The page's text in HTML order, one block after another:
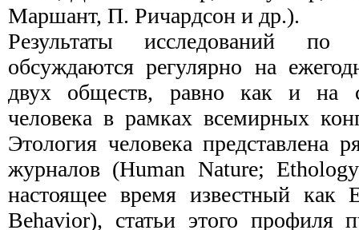
Маршант, П. Ричардсон и др.).
Результаты исследований по
обсуждаются регу­лярно на
двух обществ, равно как и на
человека в рамках всемирных
Этоло­гия человека представлена
журналов (Human Nature;
настоящее время известный как
Behavior), статьи этого профиля